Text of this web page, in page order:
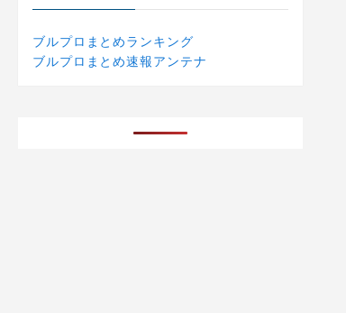
ブルプロまとめランキング
ブルプロまとめ速報アンテナ